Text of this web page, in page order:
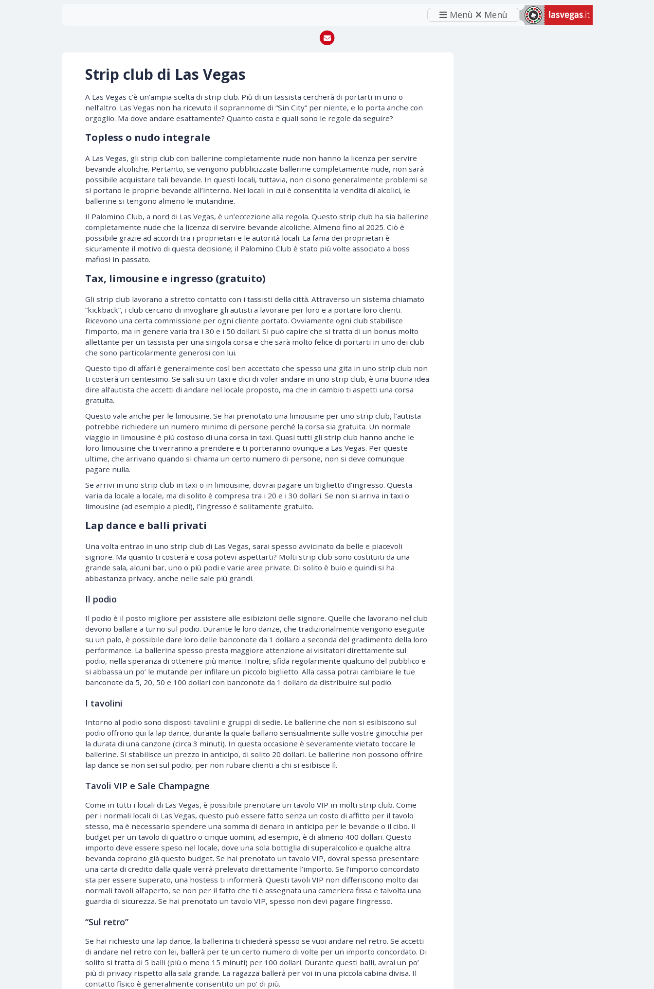
Menù Menù
Strip club di Las Vegas
A Las Vegas c’è un’ampia scelta di strip club. Più di un tassista cercherà di portarti in uno o
nell’altro. Las Vegas non ha ricevuto il soprannome di “Sin City” per niente, e lo porta anche con
orgoglio. Ma dove andare esattamente? Quanto costa e quali sono le regole da seguire?
Topless o nudo integrale
A Las Vegas, gli strip club con ballerine completamente nude non hanno la licenza per servire
bevande alcoliche. Pertanto, se vengono pubblicizzate ballerine completamente nude, non sarà
possibile acquistare tali bevande. In questi locali, tuttavia, non ci sono generalmente problemi se
si portano le proprie bevande all’interno. Nei locali in cui è consentita la vendita di alcolici, le
ballerine si tengono almeno le mutandine.
Il Palomino Club, a nord di Las Vegas, è un’eccezione alla regola. Questo strip club ha sia ballerine
completamente nude che la licenza di servire bevande alcoliche. Almeno fino al 2025. Ciò è
possibile grazie ad accordi tra i proprietari e le autorità locali. La fama dei proprietari è
sicuramente il motivo di questa decisione; il Palomino Club è stato più volte associato a boss
mafiosi in passato.
Tax, limousine e ingresso (gratuito)
Gli strip club lavorano a stretto contatto con i tassisti della città. Attraverso un sistema chiamato
“kickback”, i club cercano di invogliare gli autisti a lavorare per loro e a portare loro clienti.
Ricevono una certa commissione per ogni cliente portato. Ovviamente ogni club stabilisce
l’importo, ma in genere varia tra i 30 e i 50 dollari. Si può capire che si tratta di un bonus molto
allettante per un tassista per una singola corsa e che sarà molto felice di portarti in uno dei club
che sono particolarmente generosi con lui.
Questo tipo di affari è generalmente così ben accettato che spesso una gita in uno strip club non
ti costerà un centesimo. Se sali su un taxi e dici di voler andare in uno strip club, è una buona idea
dire all’autista che accetti di andare nel locale proposto, ma che in cambio ti aspetti una corsa
gratuita.
Questo vale anche per le limousine. Se hai prenotato una limousine per uno strip club, l’autista
potrebbe richiedere un numero minimo di persone perché la corsa sia gratuita. Un normale
viaggio in limousine è più costoso di una corsa in taxi. Quasi tutti gli strip club hanno anche le
loro limousine che ti verranno a prendere e ti porteranno ovunque a Las Vegas. Per queste
ultime, che arrivano quando si chiama un certo numero di persone, non si deve comunque
pagare nulla.
Se arrivi in uno strip club in taxi o in limousine, dovrai pagare un biglietto d’ingresso. Questa
varia da locale a locale, ma di solito è compresa tra i 20 e i 30 dollari. Se non si arriva in taxi o
limousine (ad esempio a piedi), l’ingresso è solitamente gratuito.
Lap dance e balli privati
Una volta entrao in uno strip club di Las Vegas, sarai spesso avvicinato da belle e piacevoli
signore. Ma quanto ti costerà e cosa potevi aspettarti? Molti strip club sono costituiti da una
grande sala, alcuni bar, uno o più podi e varie aree private. Di solito è buio e quindi si ha
abbastanza privacy, anche nelle sale più grandi.
Il podio
Il podio è il posto migliore per assistere alle esibizioni delle signore. Quelle che lavorano nel club
devono ballare a turno sul podio. Durante le loro danze, che tradizionalmente vengono eseguite
su un palo, è possibile dare loro delle banconote da 1 dollaro a seconda del gradimento della loro
performance. La ballerina spesso presta maggiore attenzione ai visitatori direttamente sul
podio, nella speranza di ottenere più mance. Inoltre, sfida regolarmente qualcuno del pubblico e
si abbassa un po’ le mutande per infilare un piccolo biglietto. Alla cassa potrai cambiare le tue
banconote da 5, 20, 50 e 100 dollari con banconote da 1 dollaro da distribuire sul podio.
I tavolini
Intorno al podio sono disposti tavolini e gruppi di sedie. Le ballerine che non si esibiscono sul
podio offrono qui la lap dance, durante la quale ballano sensualmente sulle vostre ginocchia per
la durata di una canzone (circa 3 minuti). In questa occasione è severamente vietato toccare le
ballerine. Si stabilisce un prezzo in anticipo, di solito 20 dollari. Le ballerine non possono offrire
lap dance se non sei sul podio, per non rubare clienti a chi si esibisce lì.
Tavoli VIP e Sale Champagne
Come in tutti i locali di Las Vegas, è possibile prenotare un tavolo VIP in molti strip club. Come
per i normali locali di Las Vegas, questo può essere fatto senza un costo di affitto per il tavolo
stesso, ma è necessario spendere una somma di denaro in anticipo per le bevande o il cibo. Il
budget per un tavolo di quattro o cinque uomini, ad esempio, è di almeno 400 dollari. Questo
importo deve essere speso nel locale, dove una sola bottiglia di superalcolico e qualche altra
bevanda coprono già questo budget. Se hai prenotato un tavolo VIP, dovrai spesso presentare
una carta di credito dalla quale verrà prelevato direttamente l’importo. Se l’importo concordato
sta per essere superato, una hostess ti informerà. Questi tavoli VIP non differiscono molto dai
normali tavoli all’aperto, se non per il fatto che ti è assegnata una cameriera fissa e talvolta una
guardia di sicurezza. Se hai prenotato un tavolo VIP, spesso non devi pagare l’ingresso.
“Sul retro”
Se hai richiesto una lap dance, la ballerina ti chiederà spesso se vuoi andare nel retro. Se accetti
di andare nel retro con lei, ballerà per te un certo numero di volte per un importo concordato. Di
solito si tratta di 5 balli (più o meno 15 minuti) per 100 dollari. Durante questi balli, avrai un po’
più di privacy rispetto alla sala grande. La ragazza ballerà per voi in una piccola cabina divisa. Il
contatto fisico è generalmente consentito un po’ di più.